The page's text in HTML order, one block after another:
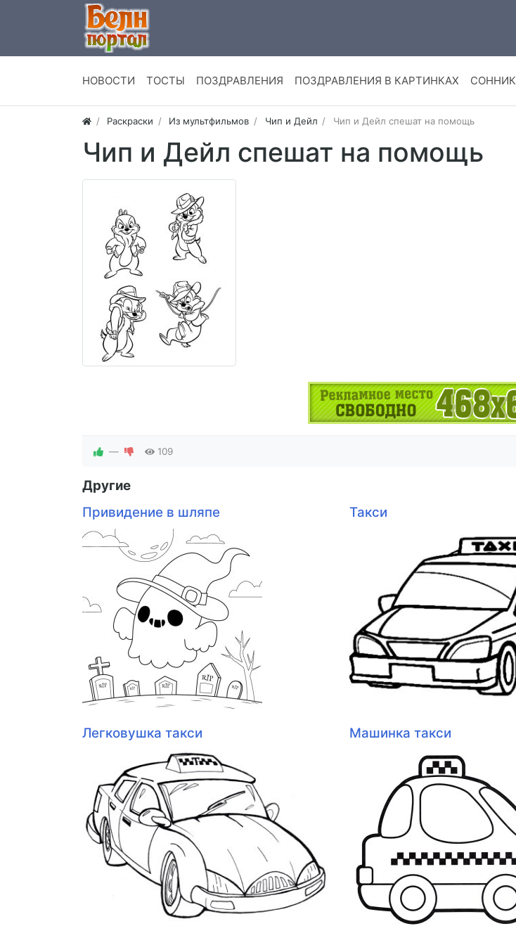
НОВОСТИ ТОСТЫ ПОЗДРАВЛЕНИЯ ПОЗДРАВЛЕНИЯ В КАРТИНКАХ СОННИК
Раскраски Из мультфильмов Чип и Дейл Чип и Дейл спешат на помощь
Чип и Дейл спешат на помощь
— 109
Другие
Привидение в шляпе
Такси
Легковушка такси Машинка такси